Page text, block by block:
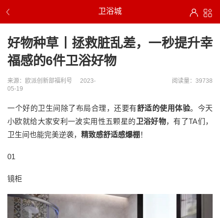
卫浴城
好物种草丨拯救脏乱差，一秒提升幸
福感的6件卫浴好物
来源：欧派创新部福利号
2023-
05-19
阅读量：39738
一个好的卫生间除了布局合理，还要有舒适的使用体验。今天
小欧就给大家安利一波实用性五颗星的卫浴好物，有了TA们，
卫生间也能完美逆袭， 精致感舒适感爆棚 ！
01
镜柜